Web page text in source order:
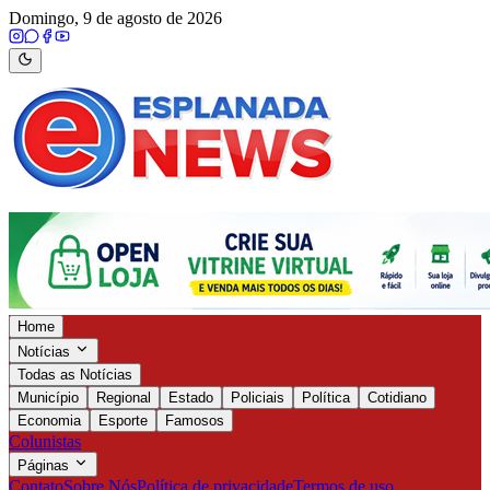
Domingo, 9 de agosto de 2026
Home
Notícias
Todas as Notícias
Município
Regional Estado Policiais Política
Cotidiano
Economia
Esporte Famosos
Colunistas
Páginas
ContatoSobre NósPolítica de privacidadeTermos de uso